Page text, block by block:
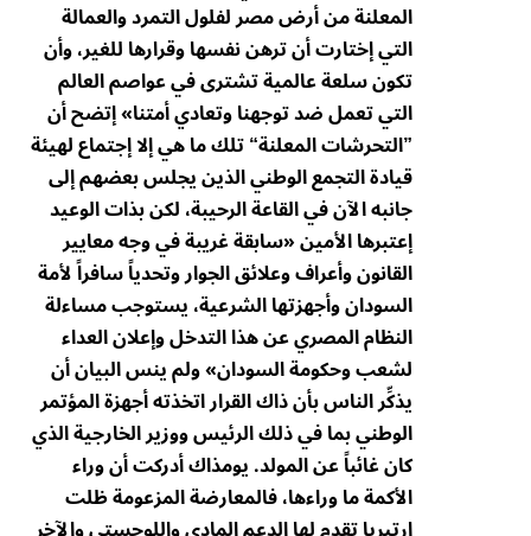
المعلنة من أرض مصر لفلول التمرد والعمالة
التي إختارت أن ترهن نفسها وقرارها للغير، وأن
تكون سلعة عالمية تشترى في عواصم العالم
التي تعمل ضد توجهنا وتعادي أمتنا» إتضح أن
”التحرشات المعلنة“ تلك ما هي إلا إجتماع لهيئة
قيادة التجمع الوطني الذين يجلس بعضهم إلى
جانبه الآن في القاعة الرحيبة، لكن بذات الوعيد
إعتبرها الأمين «سابقة غريبة في وجه معايير
القانون وأعراف وعلائق الجوار وتحدياً سافراً لأمة
السودان وأجهزتها الشرعية، يستوجب مساءلة
النظام المصري عن هذا التدخل وإعلان العداء
لشعب وحكومة السودان» ولم ينس البيان أن
يذكِّر الناس بأن ذاك القرار اتخذته أجهزة المؤتمر
الوطني بما في ذلك الرئيس ووزير الخارجية الذي
كان غائباً عن المولد. يومذاك أدركت أن وراء
الأكمة ما وراءها، فالمعارضة المزعومة ظلت